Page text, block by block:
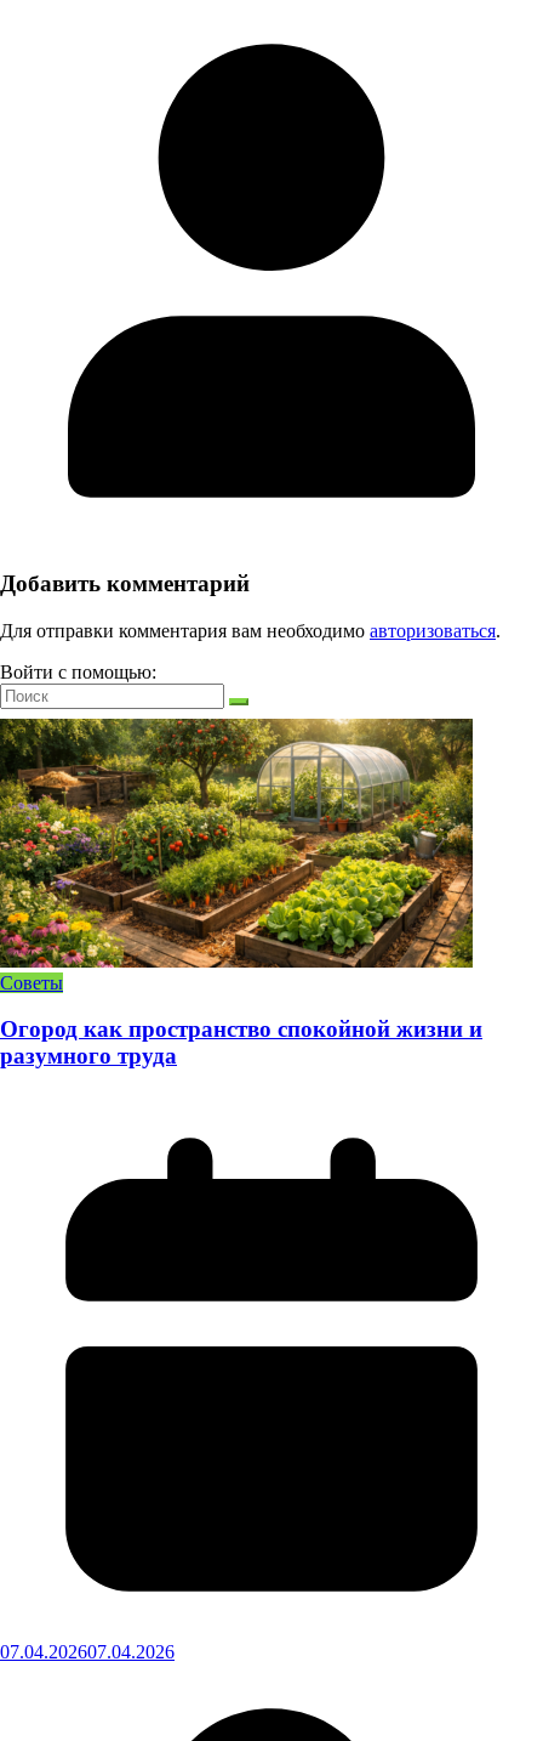
Добавить комментарий
Для отправки комментария вам необходимо авторизоваться.
Войти с помощью:
Советы
Огород как пространство спокойной жизни и
разумного труда
07.04.202607.04.2026